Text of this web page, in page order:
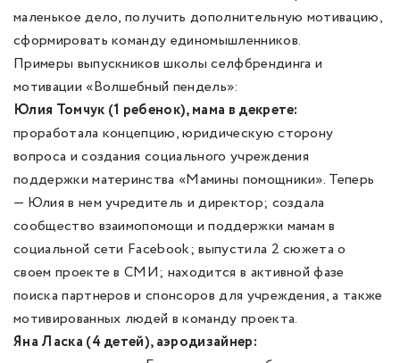
маленькое дело, получить дополнительную мотивацию,
сформировать команду единомышленников.
Примеры выпускников школы селфбрендинга и
мотивации «Волшебный пендель»:
Юлия Томчук (1 ребенок), мама в декрете:
проработала концепцию, юридическую сторону
вопроса и создания социального учреждения
поддержки материнства «Мамины помощники». Теперь
— Юлия в нем учредитель и директор; создала
сообщество взаимопомощи и поддержки мамам в
социальной сети Facebook; выпустила 2 сюжета о
своем проекте в СМИ; находится в активной фазе
поиска партнеров и спонсоров для учреждения, а также
мотивированных людей в команду проекта.
Яна Ласка (4 детей), аэродизайнер: